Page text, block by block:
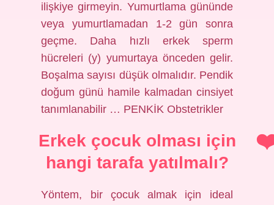
ilişkiye girmeyin. Yumurtlama gününde
veya yumurtlamadan 1-2 gün sonra
geçme. Daha hızlı erkek sperm
hücreleri (y) yumurtaya önceden gelir.
Boşalma sayısı düşük olmalıdır. Pendik
doğum günü hamile kalmadan cinsiyet
tanımlanabilir … PENKİK Obstetrikler
Erkek çocuk olması için
hangi tarafa yatılmalı?
Yöntem, bir çocuk almak için ideal